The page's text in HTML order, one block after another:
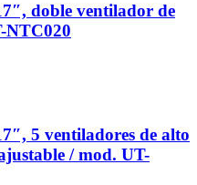
doble ventilador de
NTC020
5 ventiladores de alto
/ mod. UT-